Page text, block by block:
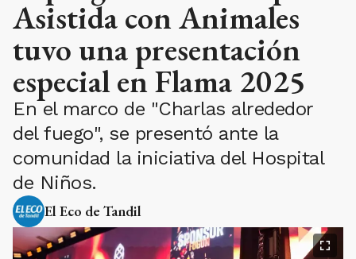
Asistida con Animales
tuvo una presentación
especial en Flama 2025
En el marco de "Charlas alrededor
del fuego", se presentó ante la
comunidad la iniciativa del Hospital
de Niños.
El Eco de Tandil